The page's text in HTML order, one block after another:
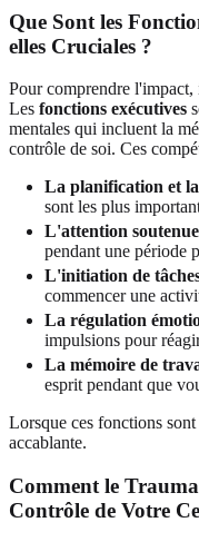
Que Sont les
elles Cruciales ?
Pour comprendre
Les fonctions exécutives
mentales qui incluent la
contrôle de soi. Ces
La planification et
sont les plus
L'attention soutenue
pendant une période
L'initiation de
commencer une
La régulation
impulsions pour
La mémoire de
esprit pendant que
Lorsque ces fonctions
accablante.
Comment le
Contrôle de Votre